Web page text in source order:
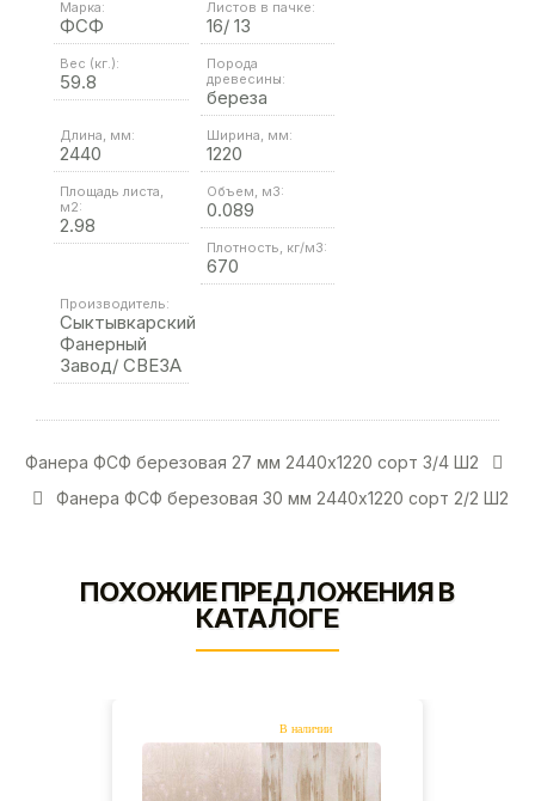
Марка:
ФСФ
Листов в пачке:
16/ 13
Вес (кг.):
59.8
Порода
древесины:
береза
Длина, мм:
2440
Ширина, мм:
1220
Площадь листа,
м2:
2.98
Объем, м3:
0.089
Плотность, кг/м3:
670
Производитель:
Сыктывкарский
Фанерный
Завод/ СВЕЗА
Фанера ФСФ березовая 27 мм 2440х1220 сорт 3/4 Ш2
Фанера ФСФ березовая 30 мм 2440х1220 сорт 2/2 Ш2
ПОХОЖИЕ ПРЕДЛОЖЕНИЯ В
КАТАЛОГЕ